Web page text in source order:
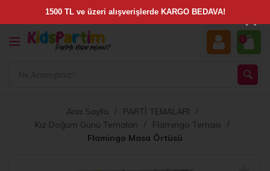
0
Ana Sayfa
PARTİ TEMALARI
Kız Doğum Günü Temaları
Flamingo Teması
Flamingo Masa Örtüsü
×